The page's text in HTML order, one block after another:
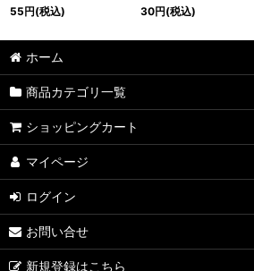
55円(税込)
30円(税込)
ホーム
商品カテゴリ一覧
ショッピングカート
マイページ
ログイン
お問い合せ
新規登録はこちら